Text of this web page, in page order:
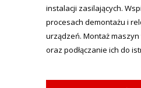
instalacji zasilających.
procesach demontażu i
urządzeń. Montaż
oraz podłączanie ich do